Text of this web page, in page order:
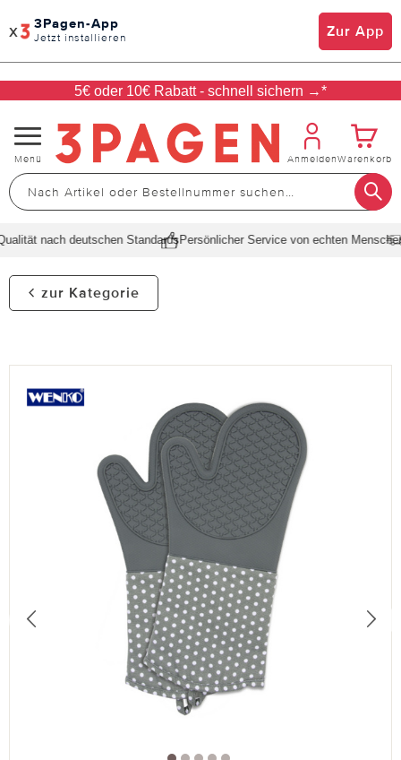
x 3Pagen-App
Jetzt installieren Zur App
5€ oder 10€ Rabatt - schnell sichern →*
Navigation
umschalten
Menü AnmeldenWarenkorb
nach deutschen StandardsPersönlicher Service von echten Menschen
zur Kategorie